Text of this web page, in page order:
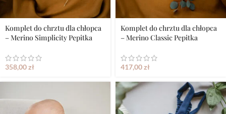
Komplet do chrztu dla chłopca
– Merino Simplicity Pepitka
358,00zł
Komplet do chrztu dla chłopca
– Merino Classic Pepitka
417,00zł